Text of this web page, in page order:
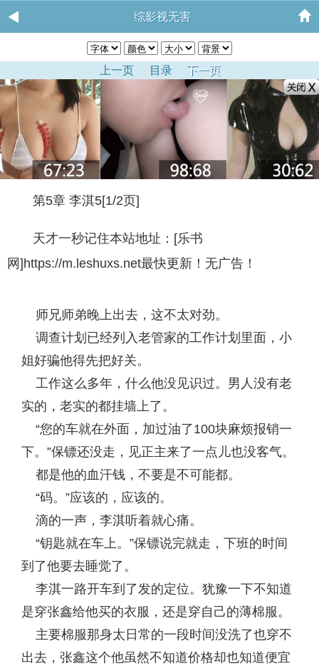
综影视无害
上一页 目录 下一页
第5章 李淇5[1/2页]
天才一秒记住本站地址：[乐书
网]https://m.leshuxs.net最快更新！无广告！
师兄师弟晚上出去，这不太对劲。
调查计划已经列入老管家的工作计划里面，小
姐好骗他得先把好关。
工作这么多年，什么他没见识过。男人没有老
实的，老实的都挂墙上了。
“您的车就在外面，加过油了100块麻烦报销一
下。”保镖还没走，见正主来了一点儿也没客气。
都是他的血汗钱，不要是不可能都。
“码。”应该的，应该的。
滴的一声，李淇听着就心痛。
“钥匙就在车上。”保镖说完就走，下班的时间
到了他要去睡觉了。
李淇一路开车到了发的定位。犹豫一下不知道
是穿张鑫给他买的衣服，还是穿自己的薄棉服。
主要棉服那身太日常的一段时间没洗了也穿不
出去，张鑫这个他虽然不知道价格却也知道便宜